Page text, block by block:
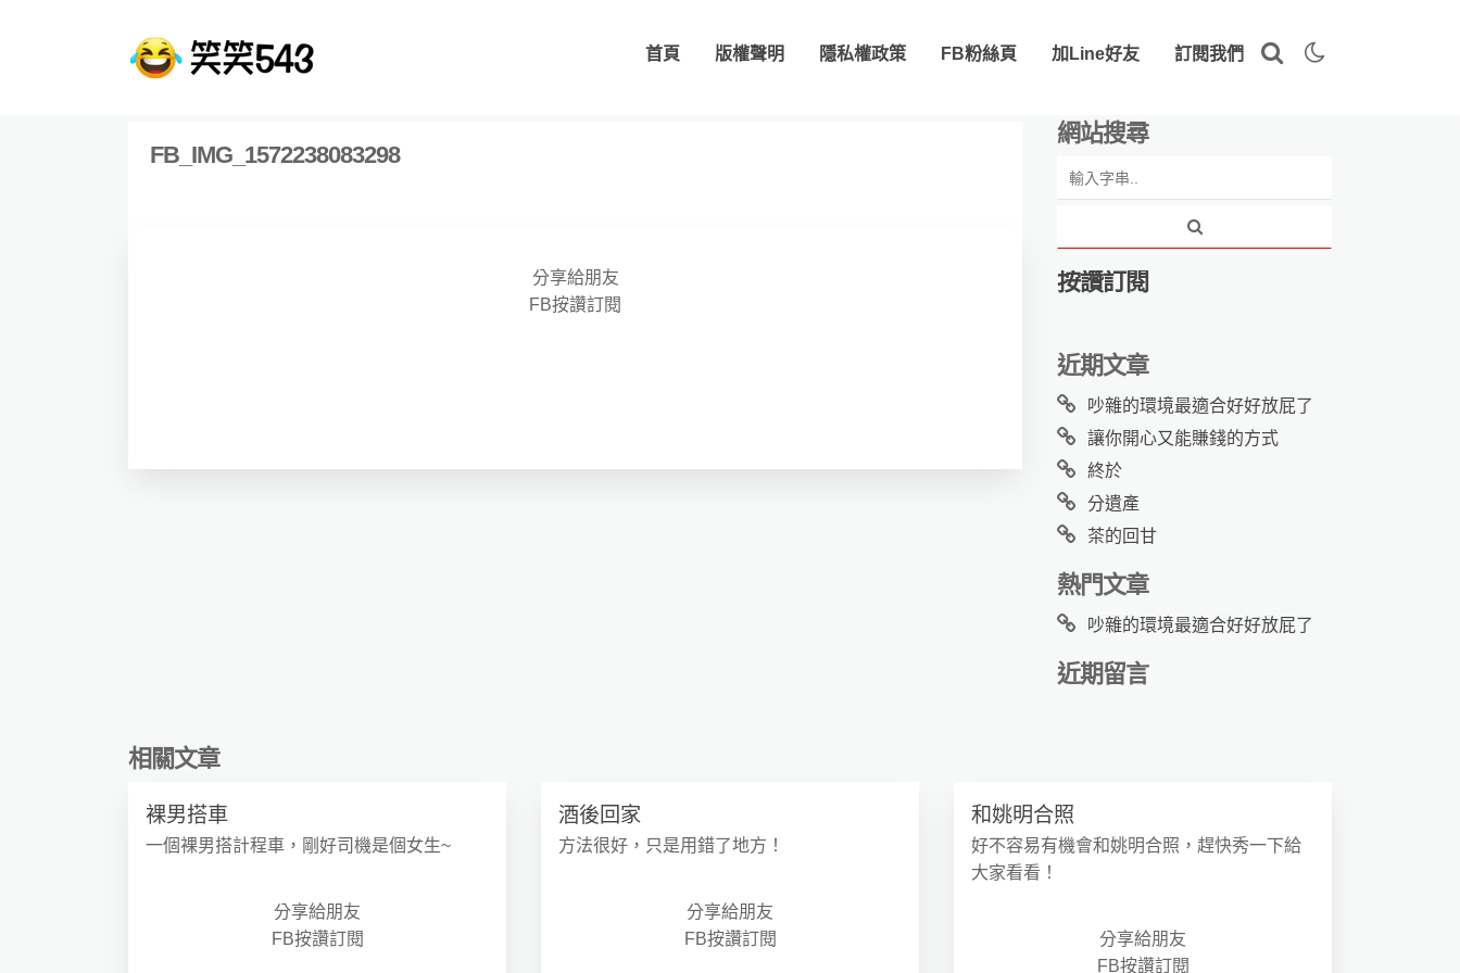
首頁 版權聲明 隱私權政策 FB粉絲頁 加Line好友 訂閱我們
FB_IMG_1572238083298
分享給朋友
FB按讚訂閱
網站搜尋
按讚訂閱
近期文章
吵雜的環境最適合好好放屁了
讓你開心又能賺錢的方式
終於
分遺產
茶的回甘
熱門文章
吵雜的環境最適合好好放屁了
近期留言
相關文章
裸男搭車
一個裸男搭計程車，剛好司機是個女生~
分享給朋友
FB按讚訂閱
酒後回家
方法很好，只是用錯了地方！
分享給朋友
FB按讚訂閱
和姚明合照
好不容易有機會和姚明合照，趕快秀一下給
大家看看！
分享給朋友
FB按讚訂閱